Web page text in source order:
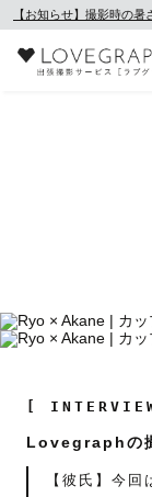
【お知らせ】撮影時の暑
[
Lovegraphの
【彼氏】今